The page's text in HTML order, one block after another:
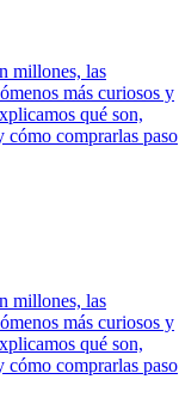
millones, las
más curiosos y
qué son,
cómo comprarlas paso
millones, las
más curiosos y
qué son,
cómo comprarlas paso